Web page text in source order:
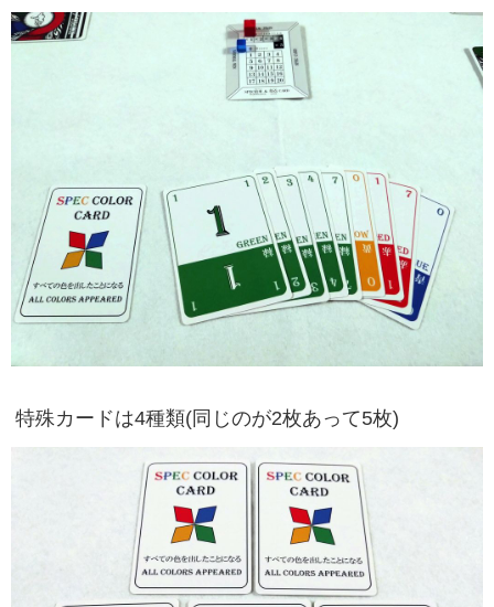
特殊カードは4種類(同じのが2枚あって5枚)